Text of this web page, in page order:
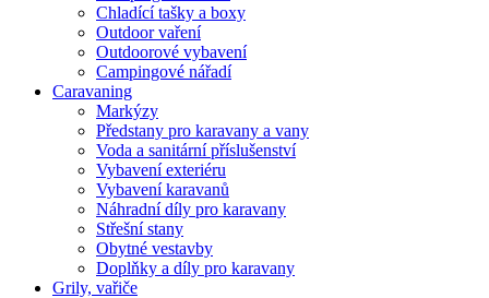
Chladící tašky a boxy
Outdoor vaření
Outdoorové vybavení
Campingové nářadí
Caravaning
Markýzy
Předstany pro karavany a vany
Voda a sanitární příslušenství
Vybavení exteriéru
Vybavení karavanů
Náhradní díly pro karavany
Střešní stany
Obytné vestavby
Doplňky a díly pro karavany
Grily, vařiče